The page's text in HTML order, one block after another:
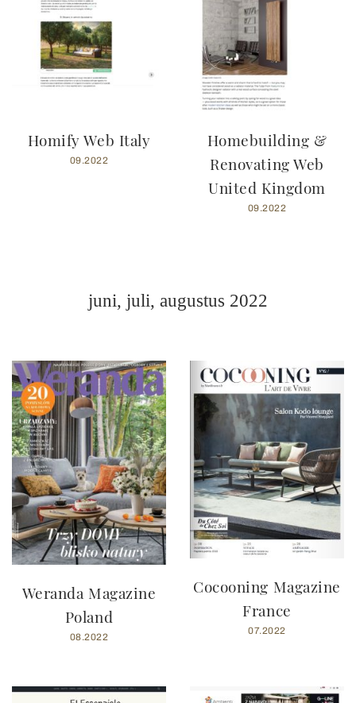
Homify Web Italy
09.2022
Homebuilding &
Renovating Web
United Kingdom
09.2022
juni, juli, augustus 2022
Weranda Magazine
Poland
08.2022
Cocooning Magazine
France
07.2022